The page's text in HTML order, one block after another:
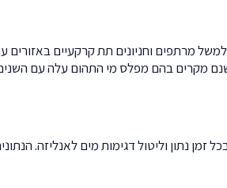
מרתפים וחניונים תת קרקעיים באזורים
מקרים בהם מפלס מי התהום עלה עם
נתון וליטול דגימות מים לאנליזה.